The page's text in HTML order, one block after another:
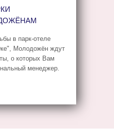
в парк-отеле
Молодожён ждут
о которых Вам
менеджер.